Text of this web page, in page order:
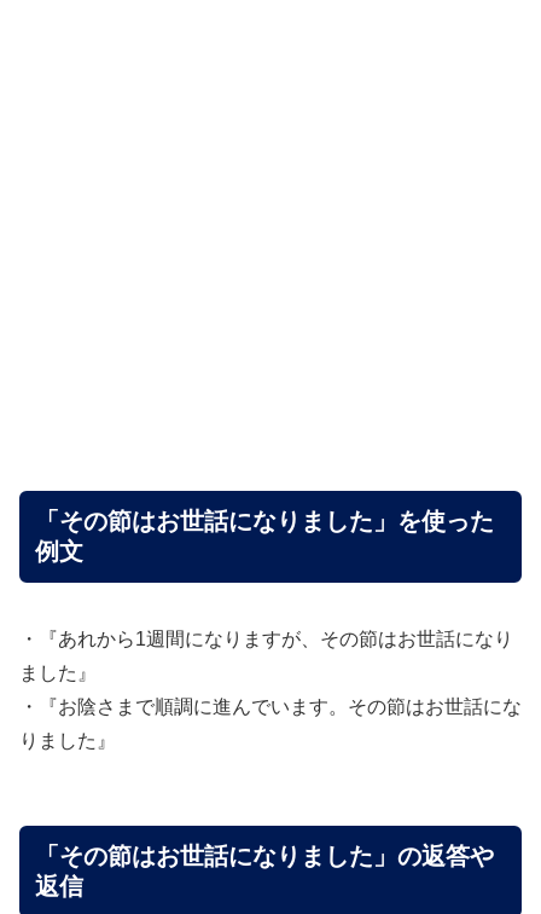
「その節はお世話になりました」を使った
例文
・『あれから1週間になりますが、その節はお世話になり
ました』
・『お陰さまで順調に進んでいます。その節はお世話にな
りました』
「その節はお世話になりました」の返答や
返信